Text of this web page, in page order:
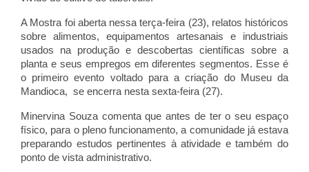
A Mostra foi aberta nessa terça-feira (23), relatos históricos
sobre alimentos, equipamentos artesanais e industriais
usados na produção e descobertas científicas sobre a
planta e seus empregos em diferentes segmentos. Esse é
o primeiro evento voltado para a criação do Museu da
Mandioca, se encerra nesta sexta-feira (27).
Minervina Souza comenta que antes de ter o seu espaço
físico, para o pleno funcionamento, a comunidade já estava
preparando estudos pertinentes à atividade e também do
ponto de vista administrativo.